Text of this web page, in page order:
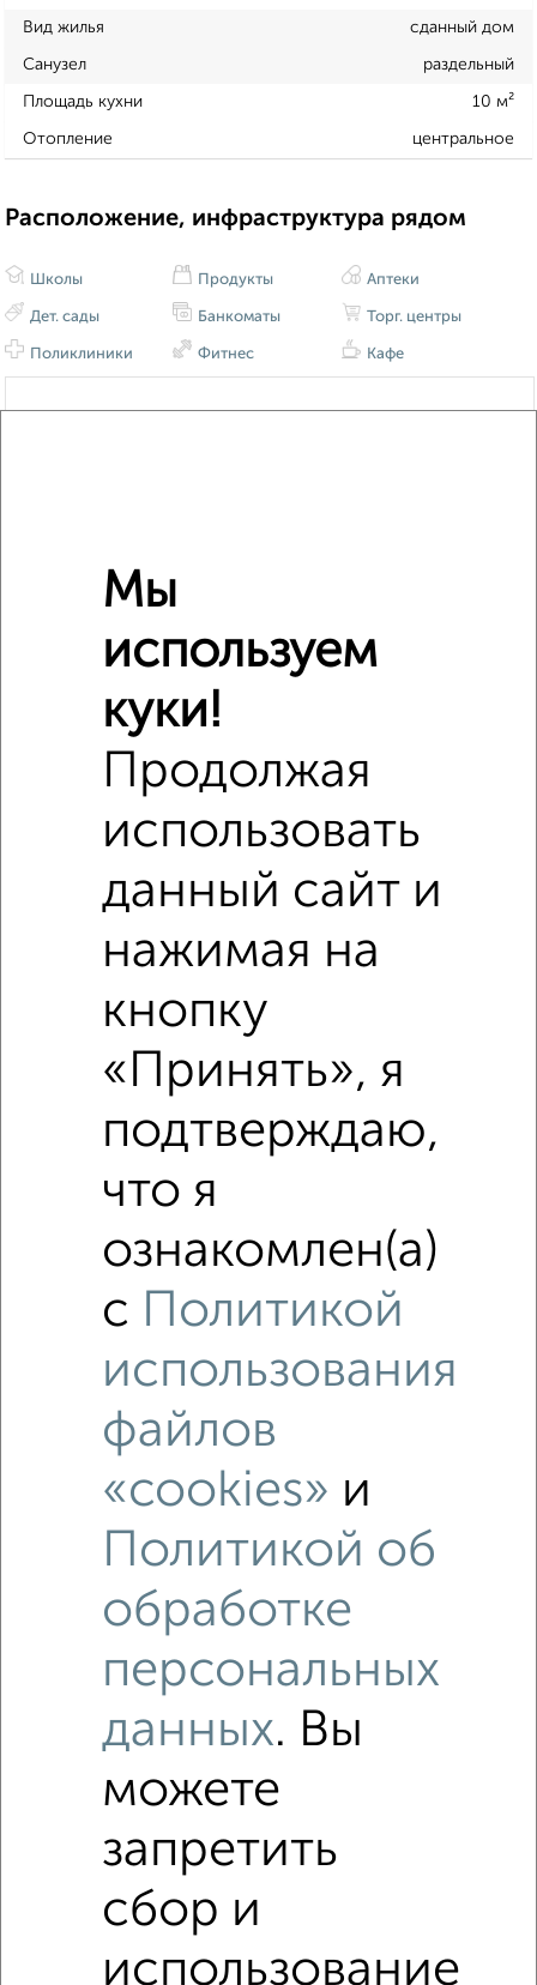
Вид жилья сданный дом
Санузел раздельный
Площадь кухни 10 м²
Отопление центральное
Расположение, инфраструктура рядом
Школы
Дет. сады
Поликлиники
Продукты
Банкоматы
Фитнес
Аптеки
Торг. центры
Кафе
2‑комнатные квартиры с похожей площадью ±10%
5 250 000
Средняя цена район
Средняя цена по городу
Похожие предложения рядом
2‑комнатные квартиры недалеко от Раздольная 29
Рядом, с меньшей ценой
Недалеко от Раздольная 29 с ценой ниже
2‑комнатные квартиры
Поиск по схожим параметрам:
Мы
используем
куки!
Продолжая
использовать
данный сайт и
нажимая на
кнопку
«Принять», я
подтверждаю,
что я
ознакомлен(а)
с Политикой
использования
файлов
«cookies» и
Политикой об
обработке
персональных
данных. Вы
можете
запретить
сбор и
использование